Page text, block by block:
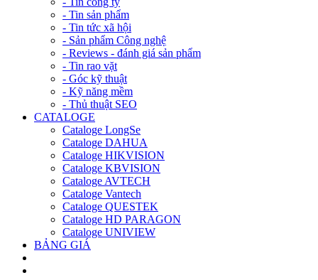
- Tin sản phẩm
- Tin tức xã hội
- Sản phẩm Công nghệ
- Reviews - đánh giá sản phẩm
- Tin rao vặt
- Góc kỹ thuật
- Kỹ năng mềm
- Thủ thuật SEO
CATALOGE
Cataloge LongSe
Cataloge DAHUA
Cataloge HIKVISION
Cataloge KBVISION
Cataloge AVTECH
Cataloge Vantech
Cataloge QUESTEK
Cataloge HD PARAGON
Cataloge UNIVIEW
BẢNG GIÁ